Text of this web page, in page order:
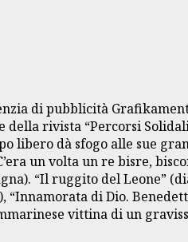
di pubblicità
della rivista “Percorsi
libero dà sfogo alle sue
un volta un re bisre,
“Il ruggito del Leone”
di Dio.
vittina di un